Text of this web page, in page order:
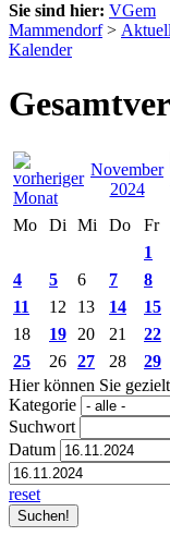
Sie sind hier: VGem
Mammendorf>
Kalender
November
2024
Mo
Di Mi Do Fr
1
4
5 6 7 8
11
12 13 14 15
18
19 20 21 22
25
26 27 28 29
Hier können Sie
Kategorie
Suchwort
Datum
reset